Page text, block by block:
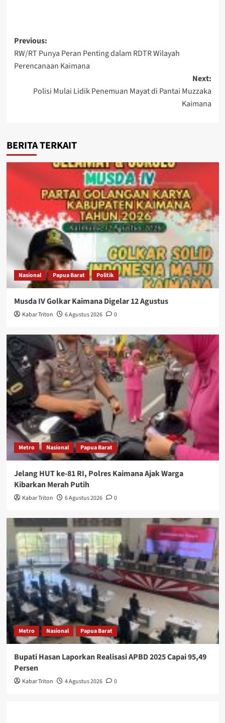
Post
navigation
Previous:
RW/RT Punya Peran Penting dalam RDTR Wilayah
Perencanaan Kaimana
Next:
Polisi Mulai Lidik Penemuan Mayat di Pantai Muzzaka
Kaimana
BERITA TERKAIT
Nasional Papua Barat Politik
Musda IV Golkar Kaimana Digelar 12 Agustus
Kabar Triton 6 Agustus 2026 0
Metro Nasional Papua Barat
Jelang HUT ke-81 RI, Polres Kaimana Ajak Warga
Kibarkan Merah Putih
Kabar Triton 6 Agustus 2026 0
Metro Nasional Papua Barat
Bupati Hasan Laporkan Realisasi APBD 2025 Capai 95,49
Persen
Kabar Triton 4 Agustus 2026 0